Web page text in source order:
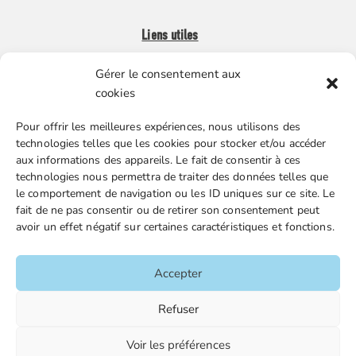
Gérer le consentement aux
cookies
Pour offrir les meilleures expériences, nous utilisons des
technologies telles que les cookies pour stocker et/ou accéder
aux informations des appareils. Le fait de consentir à ces
technologies nous permettra de traiter des données telles que
le comportement de navigation ou les ID uniques sur ce site. Le
fait de ne pas consentir ou de retirer son consentement peut
avoir un effet négatif sur certaines caractéristiques et fonctions.
Accepter
Refuser
Voir les préférences
Liens utiles
Boutique en ligne
Nos partenaires
Gestion des cookies
FGTA-FO / 15 avenue Victor Hugo – 92170 Vanves / 01 86
Accueil
Contacts
Mentions légales